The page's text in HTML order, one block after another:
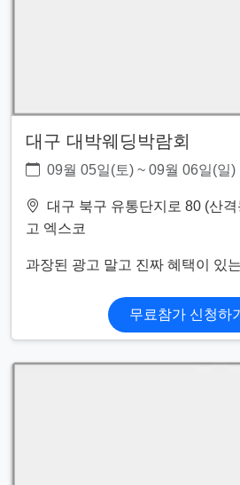
대구 대박웨딩박람회
09월 05일(토) ~ 09월 06일(일)
대구 북구 유통단지로 80 (산
고 엑스코
과장된 광고 말고 진짜 혜택이 있
무료참가 신청하